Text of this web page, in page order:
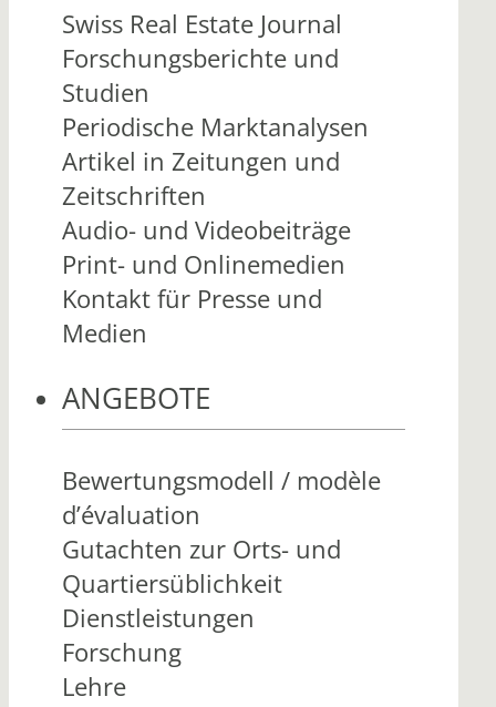
Swiss Real Estate Journal
Forschungsberichte und
Studien
Periodische Marktanalysen
Artikel in Zeitungen und
Zeitschriften
Audio- und Videobeiträge
Print- und Onlinemedien
Kontakt für Presse und
Medien
ANGEBOTE
Bewertungsmodell / modèle
d’évaluation
Gutachten zur Orts- und
Quartiersüblichkeit
Dienstleistungen
Forschung
Lehre